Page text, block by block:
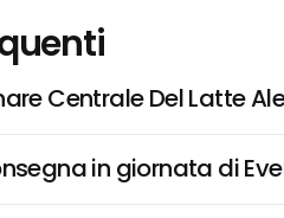
Centrale Del Latte
in giornata di